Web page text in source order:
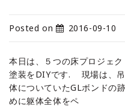
Posted on 2016-09-10
本日は、５つの床プロジェ
塗装をDIYです. 現場は、吊
体についていたGLボンドの
めに躯体全体をペ